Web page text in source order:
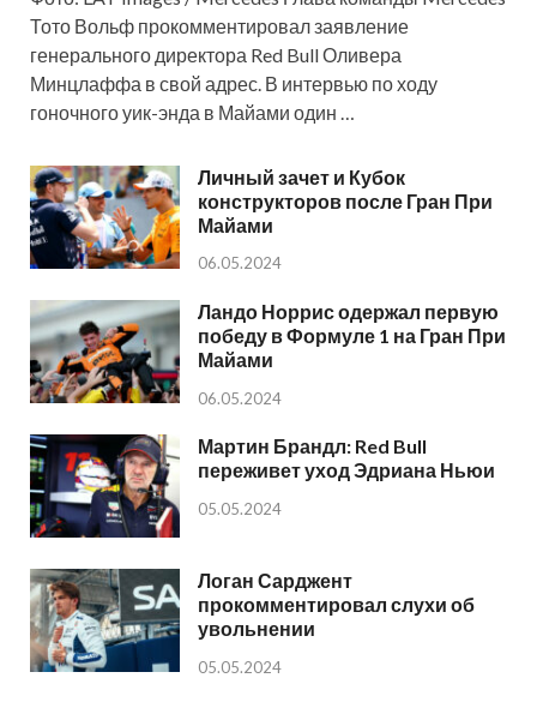
Тото Вольф прокомментировал заявление
генерального директора Red Bull Оливера
Минцлаффа в свой адрес. В интервью по ходу
гоночного уик-энда в Майами один …
Личный зачет и Кубок
конструкторов после Гран При
Майами
06.05.2024
Ландо Норрис одержал первую
победу в Формуле 1 на Гран При
Майами
06.05.2024
Мартин Брандл: Red Bull
переживет уход Эдриана Ньюи
05.05.2024
Логан Сарджент
прокомментировал слухи об
увольнении
05.05.2024